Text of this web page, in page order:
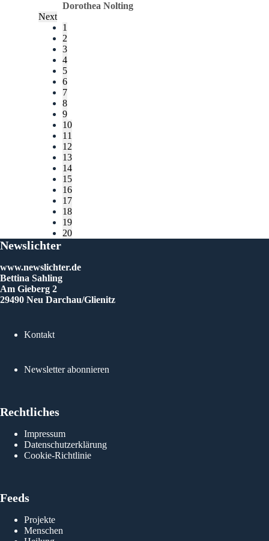
Dorothea Nolting
Next
1
2
3
4
5
6
7
8
9
10
11
12
13
14
15
16
17
18
19
20
Newslichter
www.newslichter.de
Bettina Sahling
Am Gieberg 2
29490 Neu Darchau/Glienitz
Kontakt
Newsletter abonnieren
Rechtliches
Impressum
Datenschutzerklärung
Cookie-Richtlinie
Feeds
Projekte
Menschen